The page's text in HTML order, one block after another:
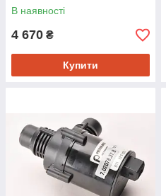
В наявності
4 670 ₴
Купити